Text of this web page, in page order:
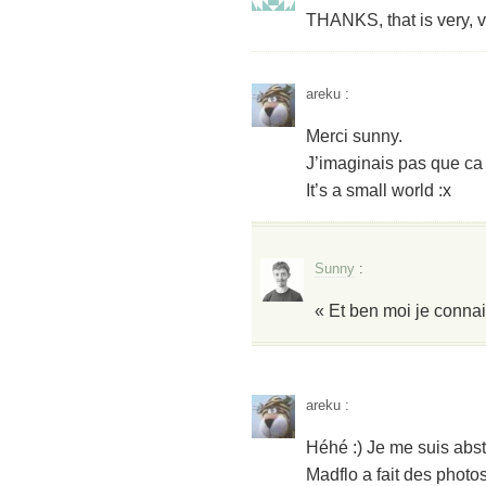
THANKS, that is very,
areku :
Merci sunny.
J’imaginais pas que
It’s a small world :x
Sunny :
« Et ben moi je
areku :
Héhé :) Je me suis
Madflo a fait des